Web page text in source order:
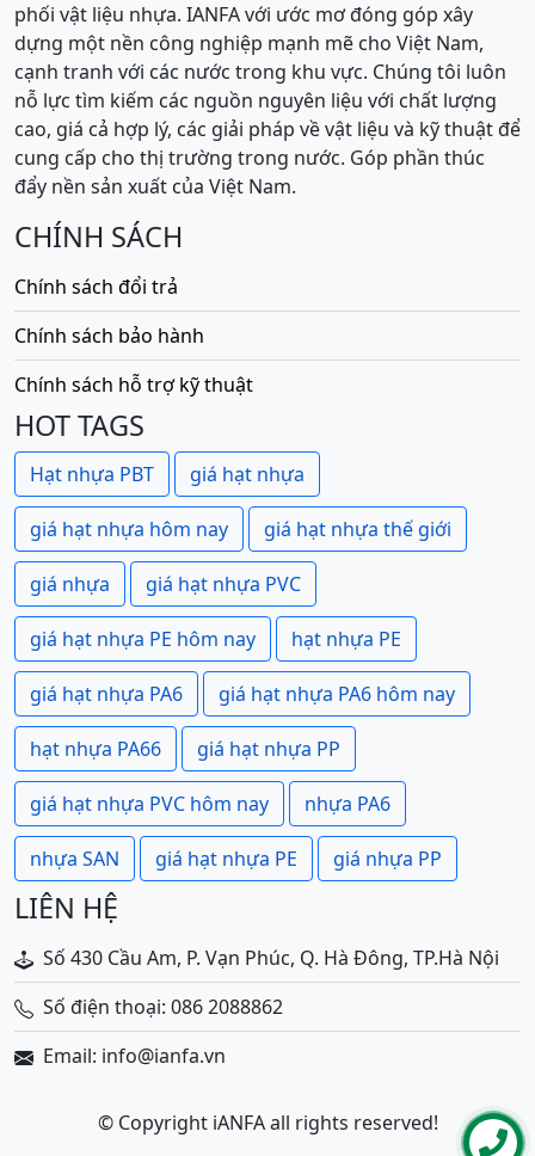
phối vật liệu nhựa. IANFA với ước mơ đóng góp xây
dựng một nền công nghiệp mạnh mẽ cho Việt Nam,
cạnh tranh với các nước trong khu vực. Chúng tôi luôn
nỗ lực tìm kiếm các nguồn nguyên liệu với chất lượng
cao, giá cả hợp lý, các giải pháp về vật liệu và kỹ thuật để
cung cấp cho thị trường trong nước. Góp phần thúc
đẩy nền sản xuất của Việt Nam.
CHÍNH SÁCH
Chính sách đổi trả
Chính sách bảo hành
Chính sách hỗ trợ kỹ thuật
HOT TAGS
Hạt nhựa PBT giá hạt nhựa
giá hạt nhựa hôm nay giá hạt nhựa thế giới
giá nhựa giá hạt nhựa PVC
giá hạt nhựa PE hôm nay hạt nhựa PE
giá hạt nhựa PA6 giá hạt nhựa PA6 hôm nay
hạt nhựa PA66 giá hạt nhựa PP
giá hạt nhựa PVC hôm nay nhựa PA6
nhựa SAN giá hạt nhựa PE giá nhựa PP
LIÊN HỆ
Số 430 Cầu Am, P. Vạn Phúc, Q. Hà Đông, TP.Hà Nội
Số điện thoại: 086 2088862
Email: info@ianfa.vn
© Copyright iANFA all rights reserved!